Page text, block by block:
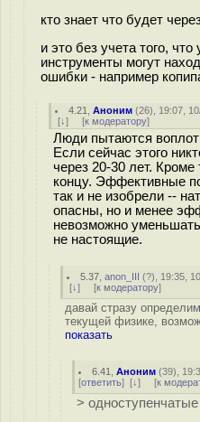
кто знает что будет
и это без учета того,
инструменты могут
ошибки - например
4.21 ,Аноним (26), 19:07,
[↓] [к модератору]
Люди пытаются
Если сейчас этого
через 20-30 лет.
концу. Эффективные
так и не изобрели --
опасны, но и менее
невозможно
не настоящие.
5.37 ,anon_III (?), 19:35,
[↓] [к модератору]
давай стразу
текущей физике,
показать
6.41 ,Аноним (39),
[ответить] [↓] [к
>